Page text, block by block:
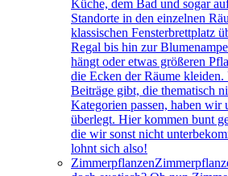
Küche, dem Bad und sogar
Standorte in den einzelnen
klassischen Fensterbrettplatz
Regal bis hin zur
hängt oder etwas größeren
die Ecken der Räume
Beiträge gibt, die thematisch
Kategorien passen, haben wir
überlegt. Hier kommen bunt
die wir sonst nicht
lohnt sich also!
Zimmerpflanzen